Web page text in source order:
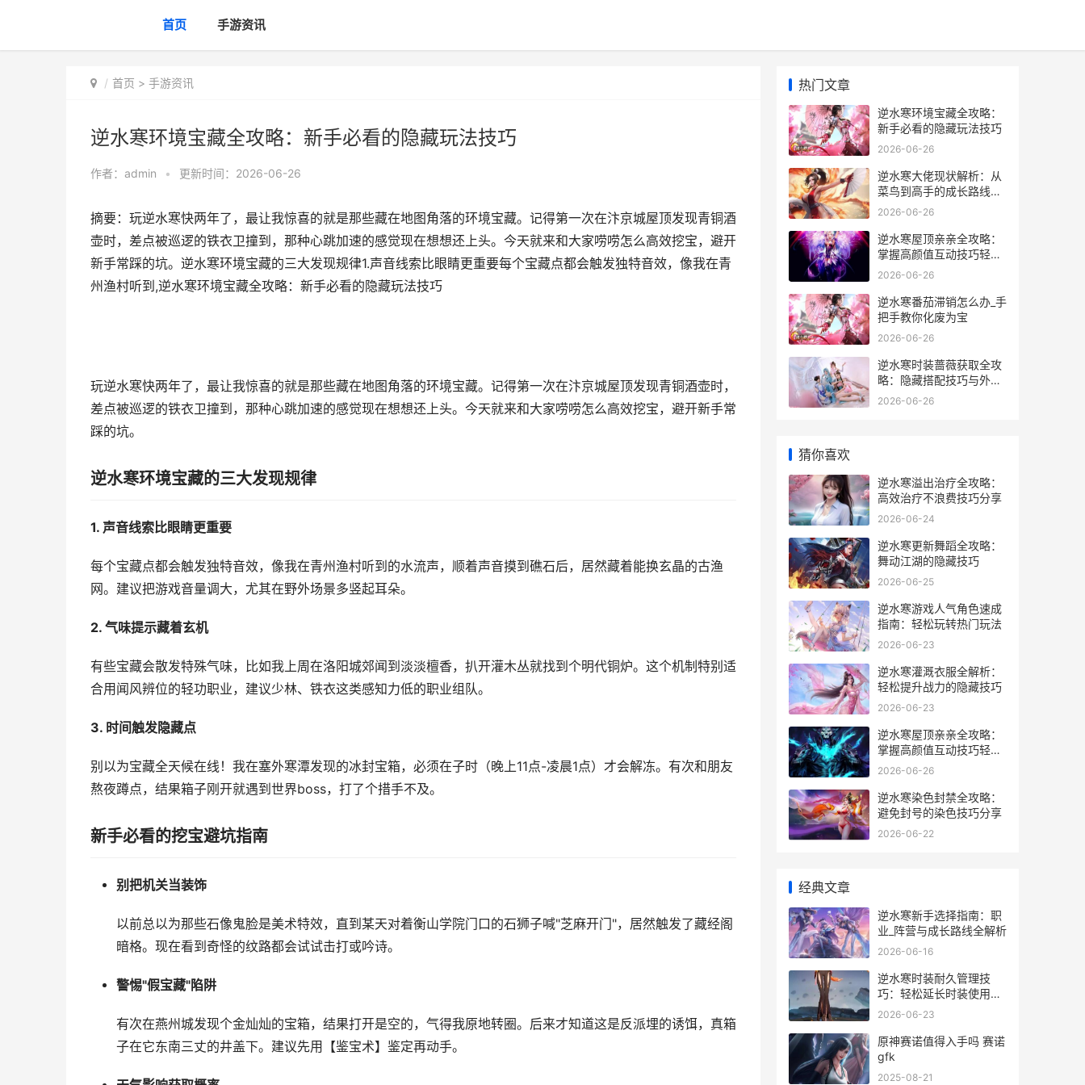
首页 手游资讯
首页 > 手游资讯
逆水寒环境宝藏全攻略：新手必看的隐藏玩法技巧
作者： admin • 更新时间：2026-06-26
摘要：玩逆水寒快两年了，最让我惊喜的就是那些藏在地图角落的环境宝藏。记得第一次在汴京城屋顶发现青铜酒
壶时，差点被巡逻的铁衣卫撞到，那种心跳加速的感觉现在想想还上头。今天就来和大家唠唠怎么高效挖宝，避开
新手常踩的坑。逆水寒环境宝藏的三大发现规律1.声音线索比眼睛更重要每个宝藏点都会触发独特音效，像我在青
州渔村听到,逆水寒环境宝藏全攻略：新手必看的隐藏玩法技巧
玩逆水寒快两年了，最让我惊喜的就是那些藏在地图角落的环境宝藏。记得第一次在汴京城屋顶发现青铜酒壶时，
差点被巡逻的铁衣卫撞到，那种心跳加速的感觉现在想想还上头。今天就来和大家唠唠怎么高效挖宝，避开新手常
踩的坑。
逆水寒环境宝藏的三大发现规律
1. 声音线索比眼睛更重要
每个宝藏点都会触发独特音效，像我在青州渔村听到的水流声，顺着声音摸到礁石后，居然藏着能换玄晶的古渔
网。建议把游戏音量调大，尤其在野外场景多竖起耳朵。
2. 气味提示藏着玄机
有些宝藏会散发特殊气味，比如我上周在洛阳城郊闻到淡淡檀香，扒开灌木丛就找到个明代铜炉。这个机制特别适
合用闻风辨位的轻功职业，建议少林、铁衣这类感知力低的职业组队。
3. 时间触发隐藏点
别以为宝藏全天候在线！我在塞外寒潭发现的冰封宝箱，必须在子时（晚上11点-凌晨1点）才会解冻。有次和朋友
熬夜蹲点，结果箱子刚开就遇到世界boss，打了个措手不及。
新手必看的挖宝避坑指南
别把机关当装饰
以前总以为那些石像鬼脸是美术特效，直到某天对着衡山学院门口的石狮子喊"芝麻开门"，居然触发了藏经阁
暗格。现在看到奇怪的纹路都会试试击打或吟诗。
警惕"假宝藏"陷阱
有次在燕州城发现个金灿灿的宝箱，结果打开是空的，气得我原地转圈。后来才知道这是反派埋的诱饵，真箱
子在它东南三丈的井盖下。建议先用【鉴宝术】鉴定再动手。
热门文章
逆水寒环境宝藏全攻略：
新手必看的隐藏玩法技巧
2026-06-26
逆水寒大佬现状解析：从
菜鸟到高手的成长路线全
分享
2026-06-26
逆水寒屋顶亲亲全攻略：
掌握高颜值互动技巧轻松
拿捏NPC好感
2026-06-26
逆水寒番茄滞销怎么办_手
把手教你化废为宝
2026-06-26
逆水寒时装蔷薇获取全攻
略：隐藏搭配技巧与外观
测评
2026-06-26
猜你喜欢
逆水寒溢出治疗全攻略：
高效治疗不浪费技巧分享
2026-06-24
逆水寒更新舞蹈全攻略：
舞动江湖的隐藏技巧
2026-06-25
逆水寒游戏人气角色速成
指南：轻松玩转热门玩法
2026-06-23
逆水寒灌溉衣服全解析：
轻松提升战力的隐藏技巧
2026-06-23
逆水寒屋顶亲亲全攻略：
掌握高颜值互动技巧轻松
拿捏NPC好感
2026-06-26
逆水寒染色封禁全攻略：
避免封号的染色技巧分享
2026-06-22
经典文章
逆水寒新手选择指南：职
业_阵营与成长路线全解析
2026-06-16
逆水寒时装耐久管理技
巧：轻松延长时装使用寿
命
2026-06-23
原神赛诺值得入手吗 赛诺
gfk
2025-08-21